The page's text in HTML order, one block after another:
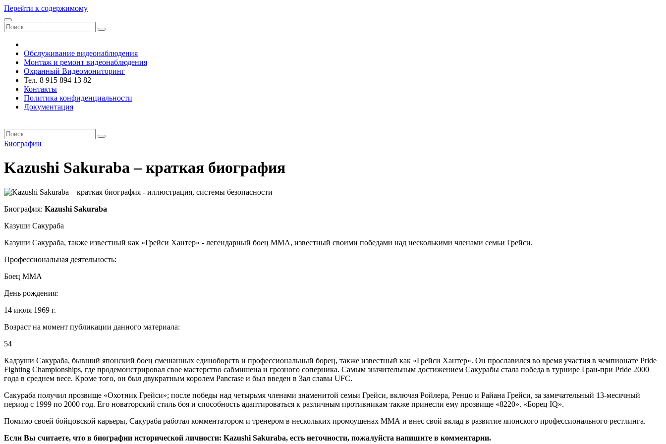
Перейти к содержимому
Обслуживание видеонаблюдения
Монтаж и ремонт видеонаблюдения
Охранный Видеомониторинг
Тел. 8 915 894 13 82
Контакты
Политика конфиденциальности
Документация
Биографии
Kazushi Sakuraba – краткая биография
Биография: Kazushi Sakuraba
Казуши Сакураба
Казуши Сакураба, также известный как «Грейси Хантер» - легендарный боец ​​ММА, известный своими победами над несколькими членами семьи Грейси.
Профессиональная деятельность:
Боец ММА
День рождения:
14 июля 1969 г.
Возраст на момент публикации данного материала:
54
Кадзуши Сакураба, бывший японский боец ​​смешанных единоборств и профессиональный борец, также известный как «Грейси Хантер». Он прославился во время участия в чемпионате Pride
Fighting Championships, где продемонстрировал свое мастерство сабмишена и грозного соперника. Самым значительным достижением Сакурабы стала победа в турнире Гран-при Pride 2000
года в среднем весе. Кроме того, он был двукратным королем Pancrase и был введен в Зал славы UFC.
Сакураба получил прозвище «Охотник Грейси»; после победы над четырьмя членами знаменитой семьи Грейси, включая Ройлера, Ренцо и Райана Грейси, за замечательный 13-месячный
период с 1999 по 2000 год. Его новаторский стиль боя и способность адаптироваться к различным противникам также принесли ему прозвище «8220». «Борец IQ».
Помимо своей бойцовской карьеры, Сакураба работал комментатором и тренером в нескольких промоушенах ММА и внес свой вклад в развитие японского профессионального рестлинга.
Если Вы считаете, что в биографии исторической личности: Kazushi Sakuraba, есть неточности, пожалуйста напишите в комментарии.